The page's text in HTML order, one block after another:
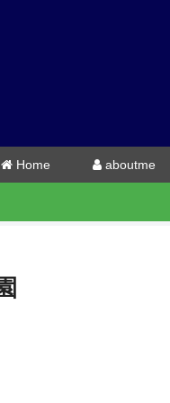
Home aboutme